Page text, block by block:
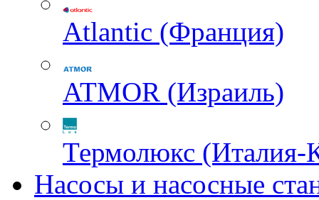
Atlantic (Франция)
ATMOR (Израиль)
Термолюкс (Италия-
Насосы и насосные